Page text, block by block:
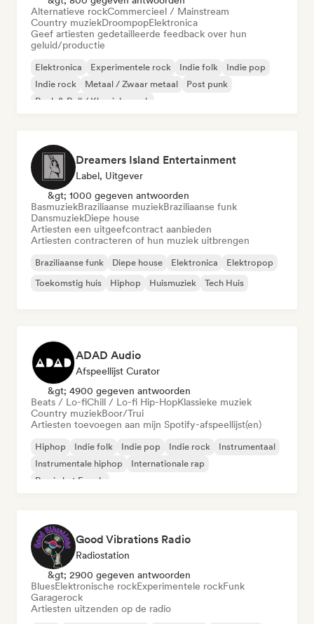
Alternatieve rockCommercieel / Mainstream
Country muziekDroompopElektronica
Geef artiesten gedetailleerde feedback over hun
geluid/productie
Elektronica Experimentele rock Indie folk
Indie pop
Indie rock
Metaal / Zwaar metaal
Post punk
Rock & Roll / Klassieke rock
Dreamers Island Entertainment
Label, Uitgever
&gt; 1000 gegeven antwoorden
BasmuziekBraziliaanse muziekBraziliaanse funk
DansmuziekDiepe house
Artiesten een uitgeefcontract aanbieden
Artiesten contracteren of hun muziek uitbrengen
Braziliaanse funk Diepe house Elektronica
Elektropop
Toekomstig huis
Hiphop Huismuziek Tech Huis
ADAD Audio
Afspeellijst Curator
&gt; 4900 gegeven antwoorden
Beats / Lo-fiChill / Lo-fi Hip-HopKlassieke muziek
Country muziekBoor/Trui
Artiesten toevoegen aan mijn Spotify-afspeellijst(en)
Hiphop Indie folk Indie pop Indie rock
Instrumentaal
Instrumentale hiphop
Internationale rap
Rap in het Engels
Good Vibrations Radio
Radiostation
&gt; 2900 gegeven antwoorden
BluesElektronische rockExperimentele rockFunk
Garagerock
Artiesten uitzenden op de radio